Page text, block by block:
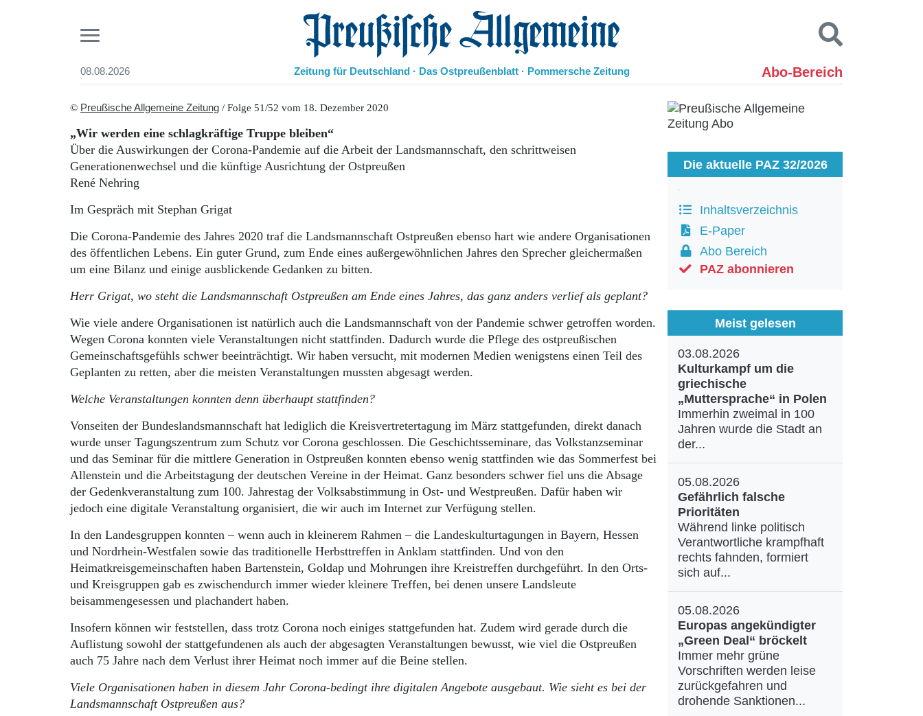
08.08.2026 Preußische Allgemeine Zeitung
Zeitung für Deutschland · Das Ostpreußenblatt · Pommersche Zeitung Abo-Bereich
Start
Aktuelle Ausgabe
Abonnenten-Login
Abonnent werden
Abo Prämien
Mediadaten
Panorama
Pommern
Berlin-Brandenburg
Schlesien
Bücher
Kontakt
Suchen und finden
© Preußische Allgemeine Zeitung / Folge 51/52 vom 18. Dezember 2020
„Wir werden eine schlagkräftige Truppe bleiben“
Über die Auswirkungen der Corona-Pandemie auf die Arbeit der Landsmannschaft, den schrittweisen
Generationenwechsel und die künftige Ausrichtung der Ostpreußen
René Nehring
Im Gespräch mit Stephan Grigat
Die Corona-Pandemie des Jahres 2020 traf die Landsmannschaft Ostpreußen ebenso hart wie andere Organisationen
des öffentlichen Lebens. Ein guter Grund, zum Ende eines außergewöhnlichen Jahres den Sprecher gleichermaßen
um eine Bilanz und einige ausblickende Gedanken zu bitten.
Herr Grigat, wo steht die Landsmannschaft Ostpreußen am Ende eines Jahres, das ganz anders verlief als geplant?
Wie viele andere Organisationen ist natürlich auch die Landsmannschaft von der Pandemie schwer getroffen worden.
Wegen Corona konnten viele Veranstaltungen nicht stattfinden. Dadurch wurde die Pflege des ostpreußischen
Gemeinschaftsgefühls schwer beeinträchtigt. Wir haben versucht, mit modernen Medien wenigstens einen Teil des
Geplanten zu retten, aber die meisten Veranstaltungen mussten abgesagt werden.
Welche Veranstaltungen konnten denn überhaupt stattfinden?
Vonseiten der Bundeslandsmannschaft hat lediglich die Kreisvertretertagung im März stattgefunden, direkt danach
wurde unser Tagungszentrum zum Schutz vor Corona geschlossen. Die Geschichtsseminare, das Volkstanzseminar
und das Seminar für die mittlere Generation in Ostpreußen konnten ebenso wenig stattfinden wie das Sommerfest bei
Allenstein und die Arbeitstagung der deutschen Vereine in der Heimat. Ganz besonders schwer fiel uns die Absage
der Gedenkveranstaltung zum 100. Jahrestag der Volksabstimmung in Ost- und Westpreußen. Dafür haben wir
jedoch eine digitale Veranstaltung organisiert, die wir auch im Internet zur Verfügung stellen.
In den Landesgruppen konnten – wenn auch in kleinerem Rahmen – die Landeskulturtagungen in Bayern, Hessen
und Nordrhein-Westfalen sowie das traditionelle Herbsttreffen in Anklam stattfinden. Und von den
Heimatkreisgemeinschaften haben Bartenstein, Goldap und Mohrungen ihre Kreistreffen durchgeführt. In den Orts-
und Kreisgruppen gab es zwischendurch immer wieder kleinere Treffen, bei denen unsere Landsleute
beisammengesessen und plachandert haben.
Insofern können wir feststellen, dass trotz Corona noch einiges stattgefunden hat. Zudem wird gerade durch die
Auflistung sowohl der stattgefundenen als auch der abgesagten Veranstaltungen bewusst, wie viel die Ostpreußen
auch 75 Jahre nach dem Verlust ihrer Heimat noch immer auf die Beine stellen.
Viele Organisationen haben in diesem Jahr Corona-bedingt ihre digitalen Angebote ausgebaut. Wie sieht es bei der
Landsmannschaft Ostpreußen aus?
Die aktuelle PAZ 32/2026
Inhaltsverzeichnis
E-Paper
Abo Bereich
PAZ abonnieren
Meist gelesen
03.08.2026
Kulturkampf um die
griechische
„Muttersprache“ in Polen
Immerhin zweimal in 100
Jahren wurde die Stadt an
der...
05.08.2026
Gefährlich falsche
Prioritäten
Während linke politisch
Verantwortliche krampfhaft
rechts fahnden, formiert
sich auf...
05.08.2026
Europas angekündigter
„Green Deal“ bröckelt
Immer mehr grüne
Vorschriften werden leise
zurückgefahren und
drohende Sanktionen...